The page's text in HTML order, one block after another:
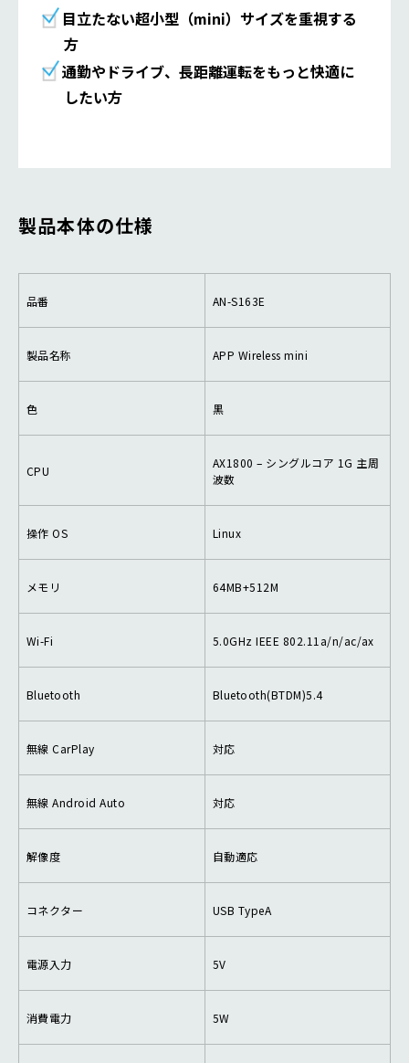
目立たない超小型（mini）サイズを重視する
方
通勤やドライブ、長距離運転をもっと快適に
したい方
製品本体の仕様
品番 AN-S163E
製品名称 APP Wireless mini
色 黒
CPU
AX1800 – シングルコア 1G 主周
波数
操作 OS Linux
メモリ 64MB+512M
Wi-Fi 5.0GHz IEEE 802.11a/n/ac/ax
Bluetooth Bluetooth(BTDM)5.4
無線 CarPlay 対応
無線 Android Auto 対応
解像度 自動適応
コネクター USB TypeA
電源入力 5V
消費電力 5W